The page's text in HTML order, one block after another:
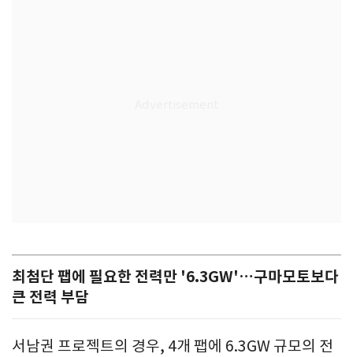
최첨단 팹에 필요한 전력만 '6.3GW'…구마모토보다
큰 전력 부담
서남권 프로젝트의 경우, 4개 팹에 6.3GW 규모의 전